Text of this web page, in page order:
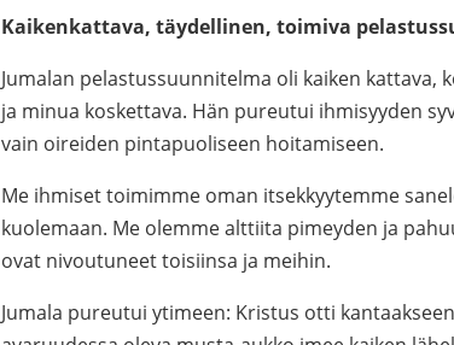
Kaikenkattava, täydellinen, toimiva
Jumalan pelastussuunnitelma oli kaiken kattava,
ja minua koskettava. Hän pureutui ihmisyyden
vain oireiden pintapuoliseen hoitamiseen.
Me ihmiset toimimme oman itsekkyytemme
kuolemaan. Me olemme alttiita pimeyden ja
ovat nivoutuneet toisiinsa ja meihin.
Jumala pureutui ytimeen: Kristus otti